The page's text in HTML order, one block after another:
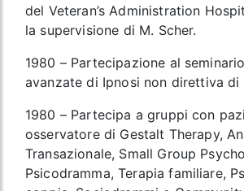
del Veteran’s Administration
la supervisione di M. Scher.
1980 – Partecipazione al
avanzate di Ipnosi non direttiva di
1980 – Partecipa a gruppi con
osservatore di Gestalt Therapy,
Transazionale, Small Group
Psicodramma, Terapia familiare,